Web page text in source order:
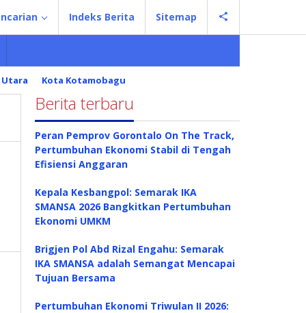
Indeks Berita Sitemap
Kota Kotamobagu
Berita terbaru
Peran Pemprov Gorontalo On The Track,
Pertumbuhan Ekonomi Stabil di Tengah
Efisiensi Anggaran
Kepala Kesbangpol: Semarak IKA
SMANSA 2026 Bangkitkan Pertumbuhan
Ekonomi UMKM
Brigjen Pol Abd Rizal Engahu: Semarak
IKA SMANSA adalah Semangat Mencapai
Tujuan Bersama
Pertumbuhan Ekonomi Triwulan II 2026: